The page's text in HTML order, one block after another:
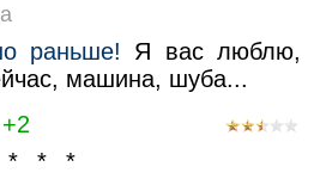
раньше! Я вас люблю,
машина, шуба...
+2
* * *